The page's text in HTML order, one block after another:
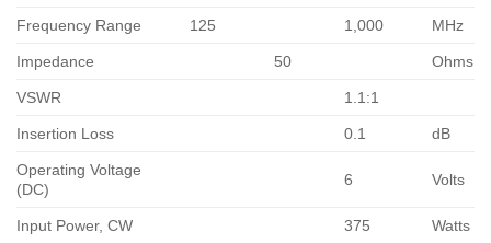
Frequency Range 125 1,000 MHz
Impedance 50 Ohms
VSWR 1.1:1
Insertion Loss 0.1 dB
Operating Voltage
(DC)
6 Volts
Input Power, CW 375 Watts